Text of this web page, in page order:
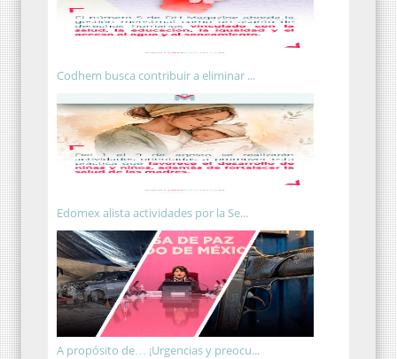
Codhem busca contribuir a eliminar ...
Edomex alista actividades por la Se...
A propósito de… ¡Urgencias y preocu...